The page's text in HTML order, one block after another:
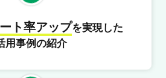
ト率アップを実現した
用事例の紹介